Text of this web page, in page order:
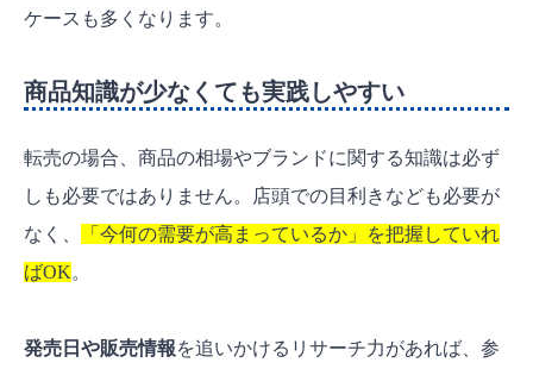
ケースも多くなります。
商品知識が少なくても実践しやすい
転売の場合、商品の相場やブランドに関する知識は必ず
しも必要ではありません。店頭での目利きなども必要が
なく、
「今何の需要が高まっているか」を把握していれ
ばOK。
発売日や販売情報を追いかけるリサーチ力があれば、参